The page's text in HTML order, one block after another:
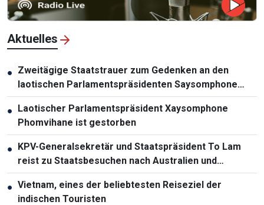
Aktuelles
● Zweitägige Staatstrauer zum Gedenken an den
laotischen Parlamentspräsidenten Saysomphone
Phomvihane
● Laotischer Parlamentspräsident Xaysomphone
Phomvihane ist gestorben
● KPV-Generalsekretär und Staatspräsident To Lam
reist zu Staatsbesuchen nach Australien und
Neuseeland
● Vietnam, eines der beliebtesten Reiseziel der
indischen Touristen